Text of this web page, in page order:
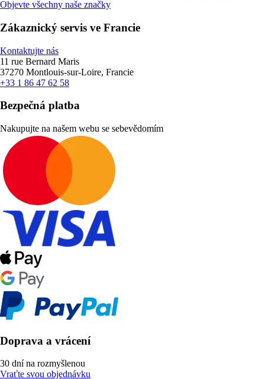
Objevte všechny naše značky
Zákaznický servis ve Francie
Kontaktujte nás
11 rue Bernard Maris
37270 Montlouis-sur-Loire, Francie
+33 1 86 47 62 58
Bezpečná platba
Nakupujte na našem webu se sebevědomím
Doprava a vrácení
30 dní na rozmyšlenou
Vraťte svou objednávku